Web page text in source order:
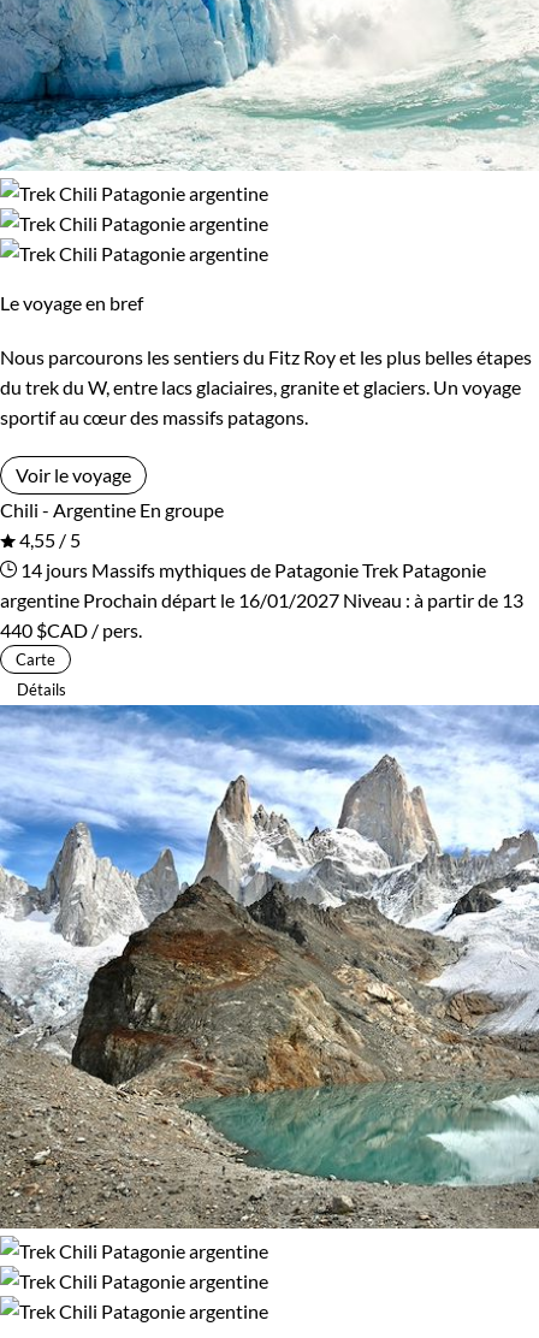
Le voyage en bref
Nous parcourons les sentiers du Fitz Roy et les plus belles étapes
du trek du W, entre lacs glaciaires, granite et glaciers. Un voyage
sportif au cœur des massifs patagons.
Voir le voyage
Chili - Argentine En groupe
4,55 / 5
14 jours Massifs mythiques de PatagonieTrek Patagonie
argentine Prochain départ le 16/01/2027 Niveau : à partir de 13
440 $CAD / pers.
Carte
Détails